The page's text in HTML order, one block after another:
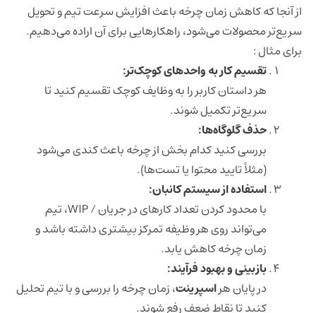
از آنجا که کاهش زمان چرخه باعث افزایش سرعت تیم و تحویل
سریع‌تر محصولات می‌شود، راهکارهایی برای آن اراده می‌دهیم.
برای مثال :
تقسیم کار به واحدهای کوچک‌تر:
هر داستان کاربر را به وظایف کوچک تقسیم کنید تا
سریع‌تر تکمیل شوند.
حذف گلوگاه‌ها:
بررسی کنید کدام بخش از چرخه باعث کندی می‌شود
(مثلاً تایید محتوا یا تست‌ها).
استفاده از سیستم کانبان:
با محدود کردن تعداد کارهای در جریان / WIP، تیم
می‌تواند روی هر وظیفه تمرکز بیشتری داشته باشد و
زمان چرخه کاهش یابد.
بازبینی و بهبود فرآیند:
در پایان هراسپرینت، زمان چرخه را بررسی و با تیم تحلیل
کنید تا نقاط ضعف رفع شوند.